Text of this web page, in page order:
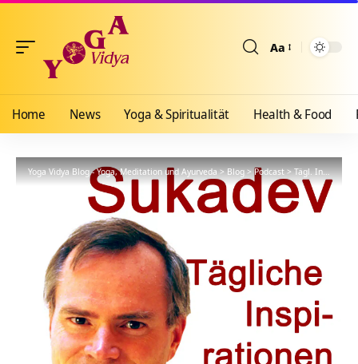
Aa
Home News Yoga & Spiritualität Health & Food
Yoga Vidya Blog - Yoga, Meditation und Ayurveda>Blog>Podcast>Tägl. Inspiration